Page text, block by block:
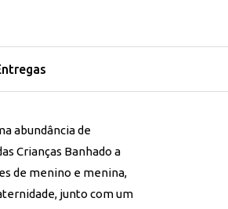
abundância de
Crianças Banhado a
de menino e menina,
junto com um